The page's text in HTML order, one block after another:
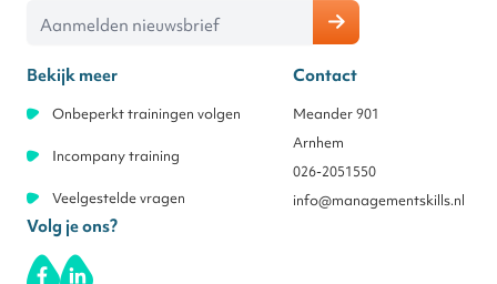
Bekijk meer
Onbeperkt trainingen volgen
Incompany training
Veelgestelde vragen
Contact
Meander 901
Arnhem
026-2051550
info@managementskills.nl
Volg je ons?